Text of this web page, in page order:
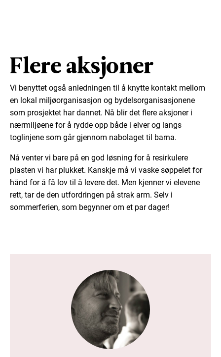
Flere aksjoner
Vi benyttet også anledningen til å knytte kontakt mellom
en lokal miljøorganisasjon og bydelsorganisasjonene
som prosjektet har dannet. Nå blir det flere aksjoner i
nærmiljøene for å rydde opp både i elver og langs
toglinjene som går gjennom nabolaget til barna.
Nå venter vi bare på en god løsning for å resirkulere
plasten vi har plukket. Kanskje må vi vaske søppelet for
hånd for å få lov til å levere det. Men kjenner vi elevene
rett, tar de den utfordringen på strak arm. Selv i
sommerferien, som begynner om et par dager!